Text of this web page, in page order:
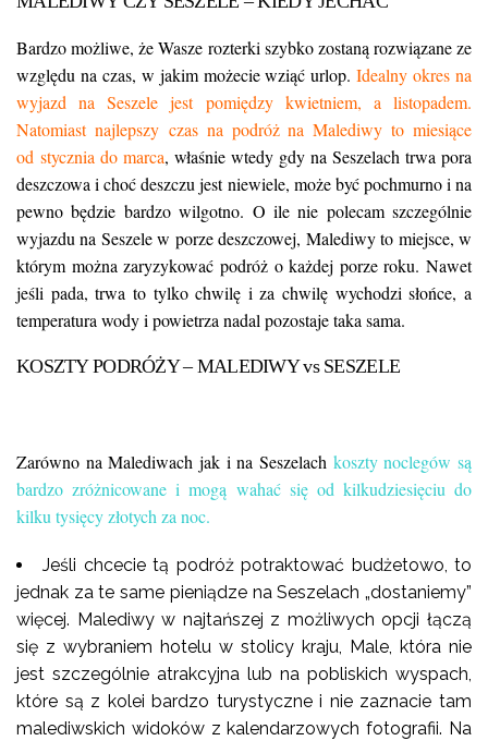
Bardzo możliwe, że Wasze rozterki szybko zostaną rozwiązane ze
względu na czas, w jakim możecie wziąć urlop.Idealny okres na
wyjazd na Seszele jest pomiędzy kwietniem, a listopadem.
Natomiast najlepszy czas na podróż na Malediwy to miesiące
od stycznia do marca, właśnie wtedy gdy na Seszelach trwa pora
deszczowa i choć deszczu jest niewiele, może być pochmurno i na
pewno będzie bardzo wilgotno. O ile nie polecam szczególnie
wyjazdu na Seszele w porze deszczowej, Malediwy to miejsce, w
którym można zaryzykować podróż o każdej porze roku. Nawet
jeśli pada, trwa to tylko chwilę i za chwilę wychodzi słońce, a
temperatura wody i powietrza nadal pozostaje taka sama.
KOSZTY PODRÓŻY – MALEDIWY vs SESZELE
Zarówno na Malediwach jak i na Seszelach koszty noclegów są
bardzo zróżnicowane i mogą wahać się od kilkudziesięciu do
kilku tysięcy złotych za noc.
Jeśli chcecie tą podróż potraktować budżetowo, to
jednak za te same pieniądze na Seszelach „dostaniemy”
więcej. Malediwy w najtańszej z możliwych opcji łączą
się z wybraniem hotelu w stolicy kraju, Male, która nie
jest szczególnie atrakcyjna lub na pobliskich wyspach,
które są z kolei bardzo turystyczne i nie zaznacie tam
malediwskich widoków z kalendarzowych fotografii. Na